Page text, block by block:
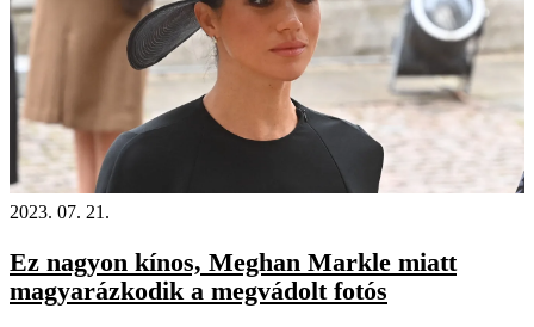
2023. 07. 21.
Ez nagyon kínos, Meghan Markle miatt
magyarázkodik a megvádolt fotós